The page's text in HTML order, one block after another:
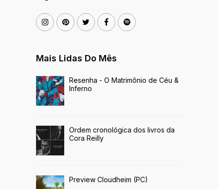
Mais Lidas Do Mês
Resenha - O Matrimônio de Céu &
Inferno
Ordem cronológica dos livros da
Cora Reilly
Preview Cloudheim (PC)